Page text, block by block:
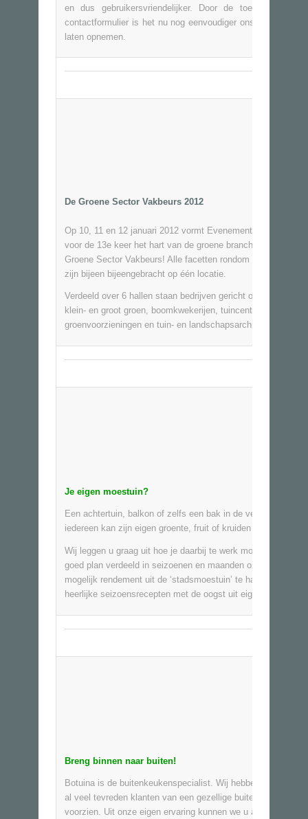
en dus gebruikersvriendelijker. Door de toevoeging van
contactformulier is het nu nog eenvoudiger ons contact
laten opnemen.
De Groene Sector Vakbeurs 2012
Op 10, 11 en 12 januari 2012 vormt Evenementenhal
voor de 13e keer het hart van de groene branche tijdens De
Groene Sector Vakbeurs! Alle facetten rondom de groene
zijn bijeen bijeengebracht op één locatie.
Verdeeld over 6 hallen staan bedrijven gericht op u als
klein- en groot groen, boomkwekerijen, tuincentra, gemeente
groenvoorzieningen en tuin- en landschapsarchitecten.
Je eigen moestuin?
Een achtertuin, balkon of zelfs een bak in de vensterbank:
iedereen kan zijn eigen groente, fruit of kruiden telen.
Wij leggen u graag uit hoe je daarbij te werk moet gaan. Een
goed plan verdeeld in seizoenen en maanden om zo veel
mogelijk rendement uit de ‘stadsmoestuin’ te halen. Maak
heerlijke seizoensrecepten met de oogst uit eigen tuin.
Breng binnen naar buiten!
Botuina is de buitenkeukenspecialist. Wij hebben de laatste
al veel tevreden klanten van een gezellige buitenkeuken
voorzien. Uit onze eigen ervaring kunnen we u als de beste